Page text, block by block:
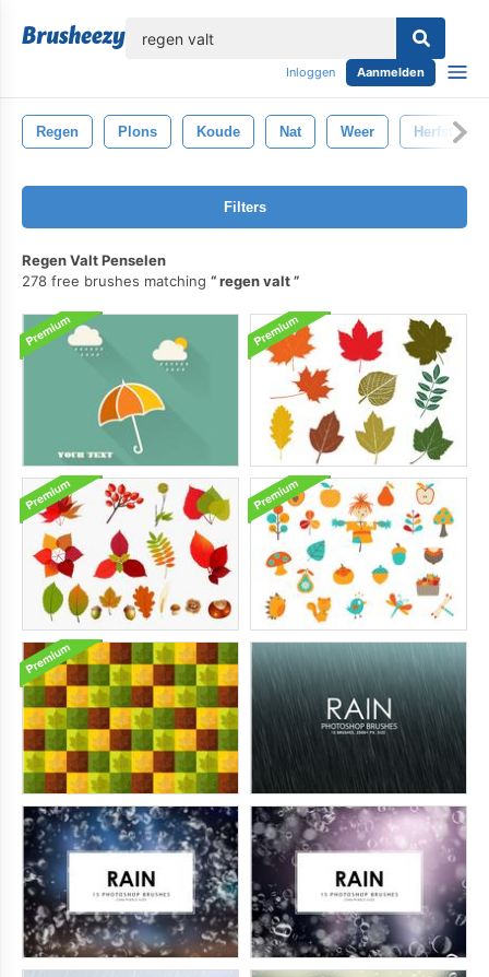
Inloggen Aanmelden
Regen Plons Koude Nat Weer Herfst
Filters
Regen Valt Penselen
278 free brushes matching
regen valt